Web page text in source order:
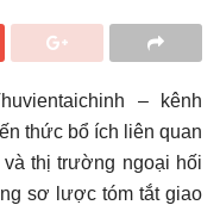
– kênh
thức bổ ích liên quan
thị trường ngoại hối
sơ lược tóm tắt giao